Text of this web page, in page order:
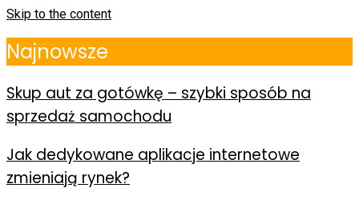
Skip to the content
Najnowsze
Skup aut za gotówkę – szybki sposób na
sprzedaż samochodu
Jak dedykowane aplikacje internetowe
zmieniają rynek?